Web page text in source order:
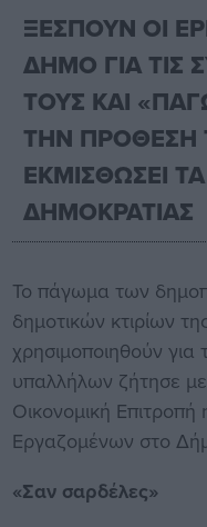
ΞΕΣΠΟΥΝ ΟΙ
ΔΗΜΟ ΓΙΑ ΤΙΣ
ΤΟΥΣ ΚΑΙ
ΤΗΝ
ΕΚΜΙΣΘΩΣΕΙ
ΔΗΜΟΚΡΑΤΙΑΣ
Το πάγωμα των
δημοτικών κτιρίων
χρησιμοποιηθούν
υπαλλήλων ζήτησε
Οικονομική
Εργαζομένων στο
«Σαν σαρδέλες»